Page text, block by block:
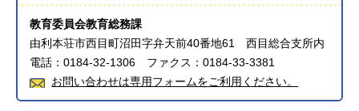
教育委員会教育総務課
由利本荘市西目町沼田字弁天前40番地61 西目総合支所内
電話：0184-32-1306 ファクス：0184-33-3381
お問い合わせは専用フォームをご利用ください。